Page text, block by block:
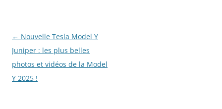
Navigation
des
articles
← Nouvelle Tesla Model Y
Juniper : les plus belles
photos et vidéos de la Model
Y 2025 !